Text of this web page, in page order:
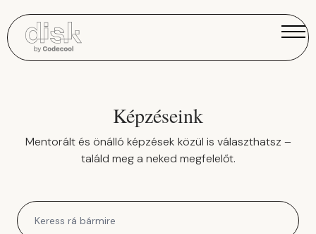
A DISKRŐL
BEJELENTKEZÉS
Képzéseink
Mentorált és önálló képzések közül is választhatsz –
találd meg a neked megfelelőt.